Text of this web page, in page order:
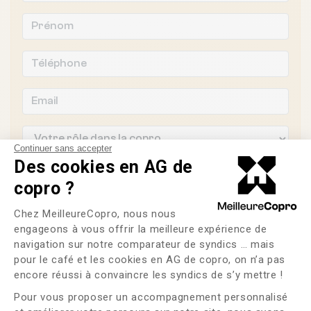
Continuer sans accepter
Des cookies en AG de
copro ?
Plateforme de Gestion du
Chez MeilleureCopro, nous nous
engageons à vous offrir la meilleure expérience de
navigation sur notre comparateur de syndics … mais
pour le café et les cookies en AG de copro, on n’a pas
encore réussi à convaincre les syndics de s’y mettre !
Pour vous proposer un accompagnement personnalisé
Axeptio consent
Souhaitez-vous changer de syndic ?
OUI NON
J'ai lu et j'accepte lesCGUet la politique de
confidentialité
Me faire rappeler